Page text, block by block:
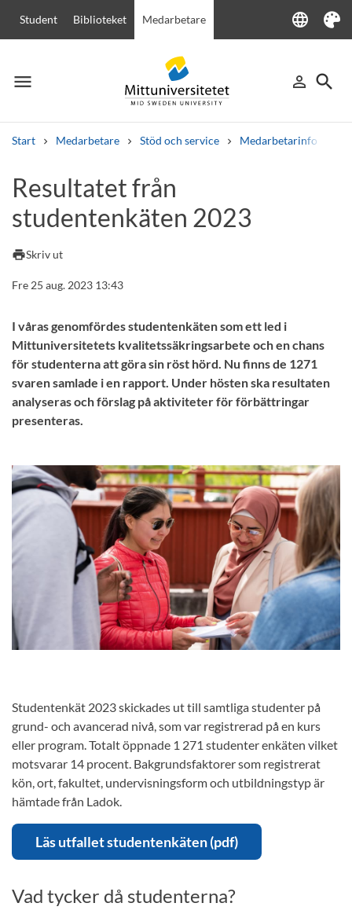
Student Biblioteket Medarbetare language
Language
Tema
menu
Meny person_outline
Logga in
search
Sök
Start Medarbetare Stöd och service Medarbetarinfo
Andra söktjänster
Kurser och programKursplaner Välkomstbrev
Resultatet från
studentenkäten 2023
printSkriv ut
Fre 25 aug. 2023 13:43
I våras genomfördes studentenkäten som ett led i
Mittuniversitetets kvalitetssäkringsarbete och en chans
för studenterna att göra sin röst hörd. Nu finns de 1271
svaren samlade i en rapport. Under hösten ska resultaten
analyseras och förslag på aktiviteter för förbättringar
presenteras.
Studentenkät 2023 skickades ut till samtliga studenter på
grund- och avancerad nivå, som var registrerad på en kurs
eller program. Totalt öppnade 1 271 studenter enkäten vilket
motsvarar 14 procent. Bakgrundsfaktorer som registrerat
kön, ort, fakultet, undervisningsform och utbildningstyp är
hämtade från Ladok.
Läs utfallet studentenkäten (pdf)
Vad tycker då studenterna?